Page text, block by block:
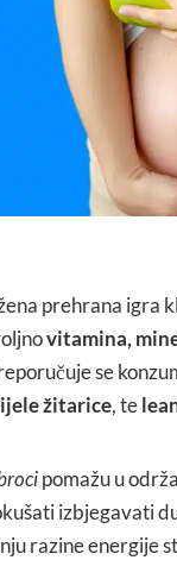
prehrana igra
vitamina,
se
žitarice, te
pomažu u
izbjegavati
razine energije